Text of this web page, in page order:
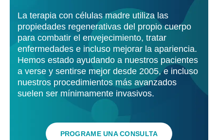
La terapia con células madre utiliza las
propiedades regenerativas del propio cuerpo
para combatir el envejecimiento, tratar
enfermedades e incluso mejorar la apariencia.
Hemos estado ayudando a nuestros pacientes
a verse y sentirse mejor desde 2005, e incluso
nuestros procedimientos más avanzados
suelen ser mínimamente invasivos.
PROGRAME UNA CONSULTA